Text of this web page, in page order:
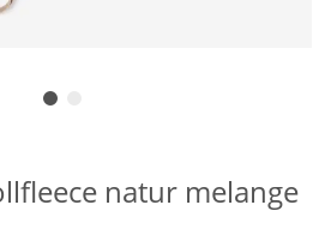
natur melange